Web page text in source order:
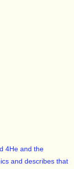
4He and the
and describes that